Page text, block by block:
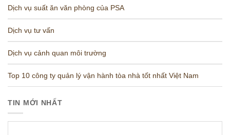
Dịch vụ suất ăn văn phòng của PSA
Dịch vụ tư vấn
Dịch vụ cảnh quan môi trường
Top 10 công ty quản lý vận hành tòa nhà tốt nhất Việt Nam
TIN MỚI NHẤT